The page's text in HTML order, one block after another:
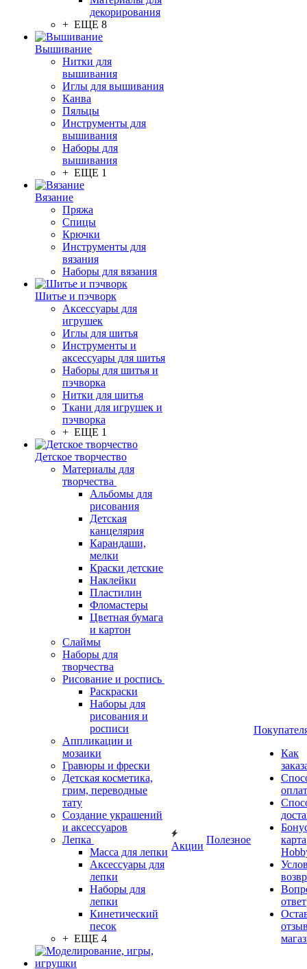
декорирования
+ ЕЩЕ 8
Вышивание
Нитки для
вышивания
Иглы для вышивания
Канва
Пяльцы
Инструменты для
вышивания
Наборы для
вышивания
+ ЕЩЕ 1
Вязание
Пряжа
Спицы
Крючки
Инструменты для
вязания
Наборы для вязания
Шитье и пэчворк
Аксессуары для
игрушек
Иглы для шитья
Инструменты и
аксессуары для шитья
Наборы для шитья и
пэчворка
Нитки для шитья
Ткани для игрушек и
пэчворка
+ ЕЩЕ 1
Детское творчество
Материалы для
творчества
Альбомы для
рисования
Детская
канцелярия
Карандаши,
мелки
Краски детские
Наклейки
Пластилин
Фломастеры
Цветная бумага
и картон
Слаймы
Наборы для
творчества
Рисование и роспись
Раскраски
Наборы для
рисования и
росписи
Аппликации и
мозаики
Гравюры и фрески
Детская косметика,
грим, переводные
тату
Создание украшений
и аксессуаров
Лепка
Масса для лепки
Аксессуары для
лепки
Наборы для
лепки
Кинетический
песок
+ ЕЩЕ 4
Акции
Полезное
Как
карта
ответ